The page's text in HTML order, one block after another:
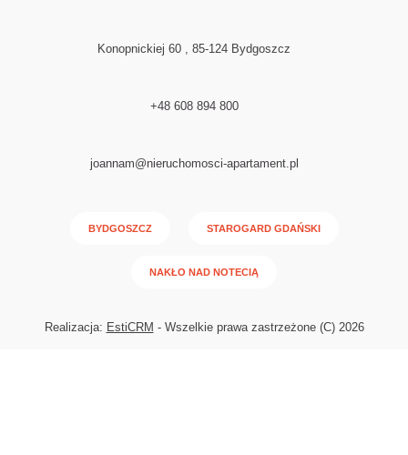
Konopnickiej 60 , 85-124 Bydgoszcz
+48 608 894 800
joannam@nieruchomosci-apartament.pl
BYDGOSZCZ STAROGARD GDAŃSKI
NAKŁO NAD NOTECIĄ
Realizacja: EstiCRM - Wszelkie prawa zastrzeżone (C) 2026